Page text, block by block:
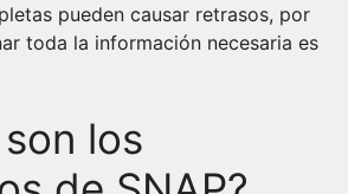
pueden causar retrasos, por
toda la información necesaria es
los